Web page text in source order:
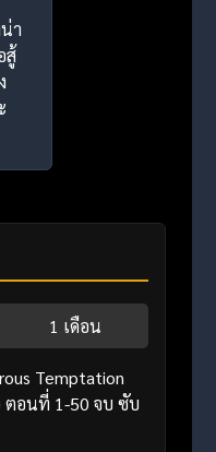
า
สู้
1 เดือน
Temptation
ตอนที่ 1-50 จบ ซับ